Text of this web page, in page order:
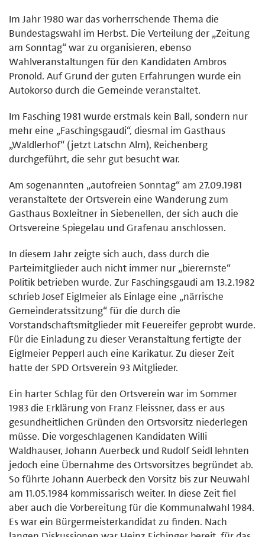
Im Jahr 1980 war das vorherrschende Thema die
Bundestagswahl im Herbst. Die Verteilung der „Zeitung
am Sonntag“ war zu organisieren, ebenso
Wahlveranstaltungen für den Kandidaten Ambros
Pronold. Auf Grund der guten Erfahrungen wurde ein
Autokorso durch die Gemeinde veranstaltet.
Im Fasching 1981 wurde erstmals kein Ball, sondern nur
mehr eine „Faschingsgaudi“, diesmal im Gasthaus
„Waldlerhof“ (jetzt Latschn Alm), Reichenberg
durchgeführt, die sehr gut besucht war.
Am sogenannten „autofreien Sonntag“ am 27.09.1981
veranstaltete der Ortsverein eine Wanderung zum
Gasthaus Boxleitner in Siebenellen, der sich auch die
Ortsvereine Spiegelau und Grafenau anschlossen.
In diesem Jahr zeigte sich auch, dass durch die
Parteimitglieder auch nicht immer nur „bierernste“
Politik betrieben wurde. Zur Faschingsgaudi am 13.2.1982
schrieb Josef Eiglmeier als Einlage eine „närrische
Gemeinderatssitzung“ für die durch die
Vorstandschaftsmitglieder mit Feuereifer geprobt wurde.
Für die Einladung zu dieser Veranstaltung fertigte der
Eiglmeier Pepperl auch eine Karikatur. Zu dieser Zeit
hatte der SPD Ortsverein 93 Mitglieder.
Ein harter Schlag für den Ortsverein war im Sommer
1983 die Erklärung von Franz Fleissner, dass er aus
gesundheitlichen Gründen den Ortsvorsitz niederlegen
müsse. Die vorgeschlagenen Kandidaten Willi
Waldhauser, Johann Auerbeck und Rudolf Seidl lehnten
jedoch eine Übernahme des Ortsvorsitzes begründet ab.
So führte Johann Auerbeck den Vorsitz bis zur Neuwahl
am 11.05.1984 kommissarisch weiter. In diese Zeit fiel
aber auch die Vorbereitung für die Kommunalwahl 1984.
Es war ein Bürgermeisterkandidat zu finden. Nach